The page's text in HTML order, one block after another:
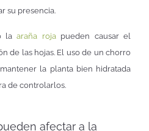
su presencia.
laaraña rojapueden causar el
de las hojas. El uso de un chorro
la planta bien hidratada
de controlarlos.
afectar a la